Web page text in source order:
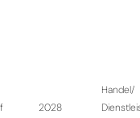
2028
Handel/